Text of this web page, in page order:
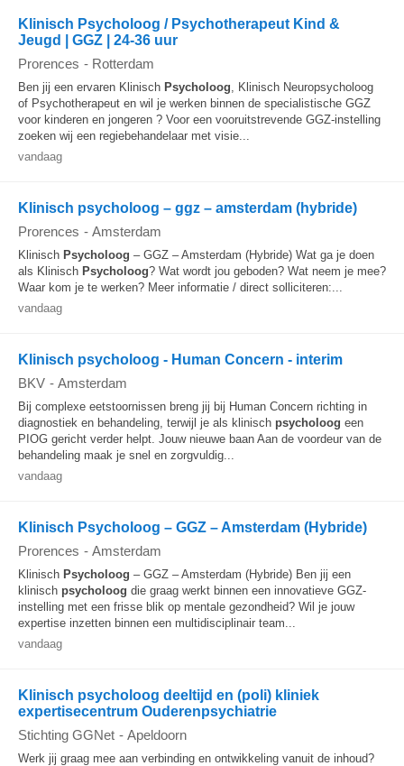
Klinisch Psycholoog / Psychotherapeut Kind &
Jeugd | GGZ | 24-36 uur
Prorences - Rotterdam
Ben jij een ervaren Klinisch Psycholoog, Klinisch Neuropsycholoog
of Psychotherapeut en wil je werken binnen de specialistische GGZ
voor kinderen en jongeren ? Voor een vooruitstrevende GGZ-instelling
zoeken wij een regiebehandelaar met visie...
vandaag
Klinisch psycholoog – ggz – amsterdam (hybride)
Prorences - Amsterdam
Klinisch Psycholoog – GGZ – Amsterdam (Hybride) Wat ga je doen
als Klinisch Psycholoog? Wat wordt jou geboden? Wat neem je mee?
Waar kom je te werken? Meer informatie / direct solliciteren:...
vandaag
Klinisch psycholoog - Human Concern - interim
BKV - Amsterdam
Bij complexe eetstoornissen breng jij bij Human Concern richting in
diagnostiek en behandeling, terwijl je als klinisch psycholoog een
PIOG gericht verder helpt. Jouw nieuwe baan Aan de voordeur van de
behandeling maak je snel en zorgvuldig...
vandaag
Klinisch Psycholoog – GGZ – Amsterdam (Hybride)
Prorences - Amsterdam
Klinisch Psycholoog – GGZ – Amsterdam (Hybride) Ben jij een
klinisch psycholoog die graag werkt binnen een innovatieve GGZ-
instelling met een frisse blik op mentale gezondheid? Wil je jouw
expertise inzetten binnen een multidisciplinair team...
vandaag
Klinisch psycholoog deeltijd en (poli) kliniek
expertisecentrum Ouderenpsychiatrie
Stichting GGNet - Apeldoorn
Werk jij graag mee aan verbinding en ontwikkeling vanuit de inhoud?